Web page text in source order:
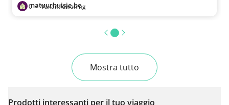
0 · Vakantiewoning
natuurhuisje.be
Mostra tutto
Prodotti interessanti per il tuo viaggio